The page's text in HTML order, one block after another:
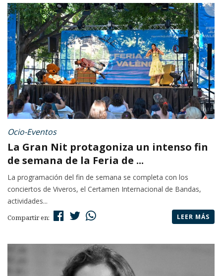
Ocio-Eventos
La Gran Nit protagoniza un intenso fin
de semana de la Feria de ...
La programación del fin de semana se completa con los
conciertos de Viveros, el Certamen Internacional de Bandas,
actividades...
Compartir en: LEER MÁS